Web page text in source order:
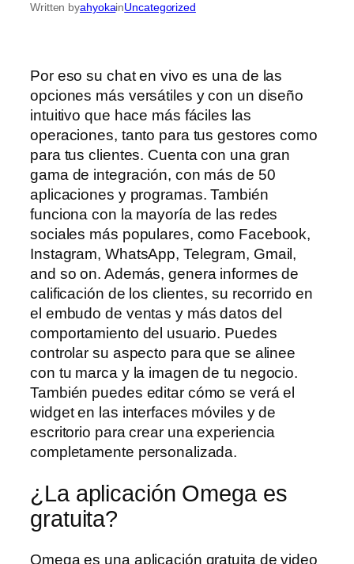
Written byahyokainUncategorized
Por eso su chat en vivo es una de las
opciones más versátiles y con un diseño
intuitivo que hace más fáciles las
operaciones, tanto para tus gestores como
para tus clientes. Cuenta con una gran
gama de integración, con más de 50
aplicaciones y programas. También
funciona con la mayoría de las redes
sociales más populares, como Facebook,
Instagram, WhatsApp, Telegram, Gmail,
and so on. Además, genera informes de
calificación de los clientes, su recorrido en
el embudo de ventas y más datos del
comportamiento del usuario. Puedes
controlar su aspecto para que se alinee
con tu marca y la imagen de tu negocio.
También puedes editar cómo se verá el
widget en las interfaces móviles y de
escritorio para crear una experiencia
completamente personalizada.
¿La aplicación Omega es
gratuita?
Omega es una aplicación gratuita de video